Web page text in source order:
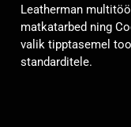
Leatherman
matkatarbed ning
valik tipptasemel
standarditele.